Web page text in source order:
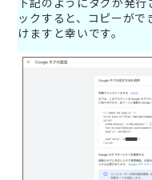
ックすると、コピーが
けますと幸いです。